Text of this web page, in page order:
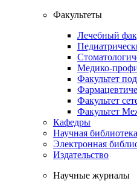
Факультеты
Лечебный
Медико-
Факультет
Факультет
Факультет
Кафедры
Научная библиотека
Электронная
Издательство
Научные журналы